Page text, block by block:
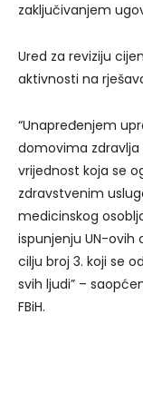
zaključivanjem
Ured za reviziju
aktivnosti na
“Unapređenjem
domovima
vrijednost koja se
zdravstvenim
medicinskog
ispunjenju UN-ovih
cilju broj 3. koji se
svih ljudi” –
FBiH.